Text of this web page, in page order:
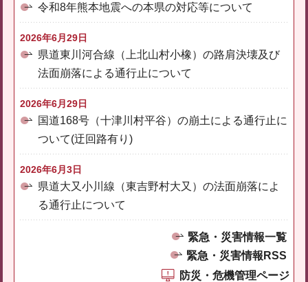
令和8年熊本地震への本県の対応等について
2026年6月29日
県道東川河合線（上北山村小橡）の路肩決壊及び
法面崩落による通行止について
2026年6月29日
国道168号（十津川村平谷）の崩土による通行止に
ついて(迂回路有り)
2026年6月3日
県道大又小川線（東吉野村大又）の法面崩落によ
る通行止について
緊急・災害情報一覧
緊急・災害情報RSS
防災・危機管理ページ